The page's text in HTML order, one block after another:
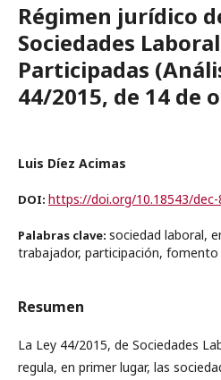
Régimen jurídico
Sociedades
Participadas
44/2015, de 14 de
Luis Díez Acimas
DOI: https://doi.org/10.18543/dec-
Palabras clave: sociedad laboral,
trabajador, participación, fomento
Resumen
La Ley 44/2015, de Sociedades
regula, en primer lugar, las